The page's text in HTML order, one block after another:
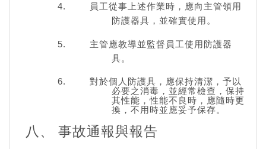
員工從事上述作業時，應向主管領用
防護器具，並確實使用。
主管應教導並監督員工使用防護器
具。
對於個人防護具，應保持清潔，予以
必要之消毒，並經常檢查，保持
其性能，性能不良時，應隨時更
換，不用時並應妥予保存。
八、 事故通報與報告